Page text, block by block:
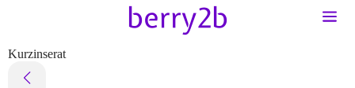
Kurzinserat